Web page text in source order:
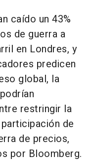
caído un 43%
de guerra a
en Londres, y
predicen
global, la
restringir la
de
de precios,
por Bloomberg.